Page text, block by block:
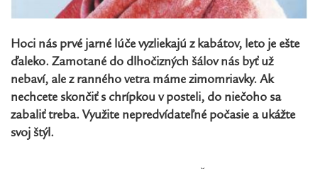
Hoci nás prvé jarné lúče vyzliekajú z kabátov, leto je ešte
ďaleko. Zamotané do dlhočizných šálov nás byť už
nebaví, ale z ranného vetra máme zimomriavky. Ak
nechcete skončiť s chrípkou v posteli, do niečoho sa
zabaliť treba. Využite nepredvídateľné počasie a ukážte
svoj štýl.